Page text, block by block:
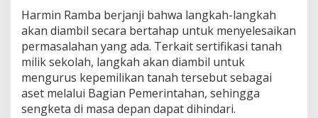
l
a
S
e
k
o
l
a
Harmin Ramba berjanji bahwa langkah-langkah
akan diambil secara bertahap untuk menyelesaikan
permasalahan yang ada. Terkait sertifikasi tanah
milik sekolah, langkah akan diambil untuk
mengurus kepemilikan tanah tersebut sebagai
aset melalui Bagian Pemerintahan, sehingga
sengketa di masa depan dapat dihindari.